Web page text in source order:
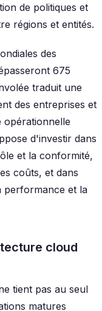
de politiques et
régions et entités.
des
675
traduit une
des entreprises et
opérationnelle
d'investir dans
et la conformité,
coûts, et dans
performance et la
cloud
tient pas au seul
matures